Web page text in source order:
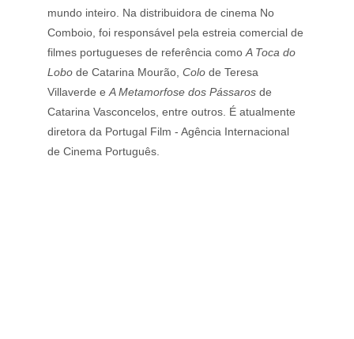
mundo inteiro. Na distribuidora de cinema No
Comboio, foi responsável pela estreia comercial de
filmes portugueses de referência como A Toca do
Lobo de Catarina Mourão, Colo de Teresa
Villaverde e A Metamorfose dos Pássaros de
Catarina Vasconcelos, entre outros. É atualmente
diretora da Portugal Film - Agência Internacional
de Cinema Português.